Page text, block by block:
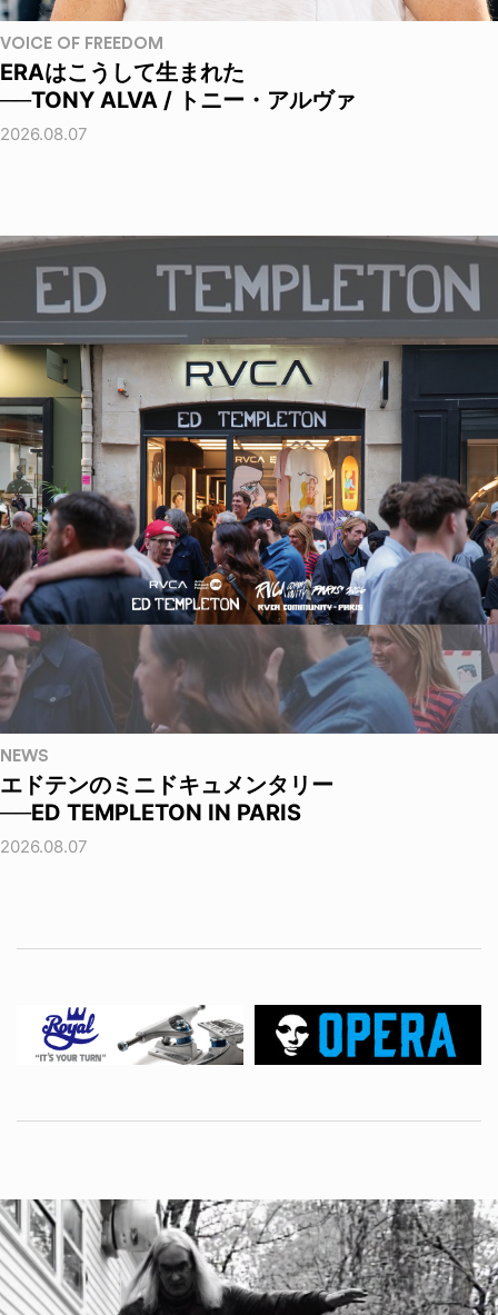
VOICE OF FREEDOM
ERAはこうして生まれた
──TONY ALVA / トニー・アルヴァ
2026.08.07
NEWS
エドテンのミニドキュメンタリー
──ED TEMPLETON IN PARIS
2026.08.07